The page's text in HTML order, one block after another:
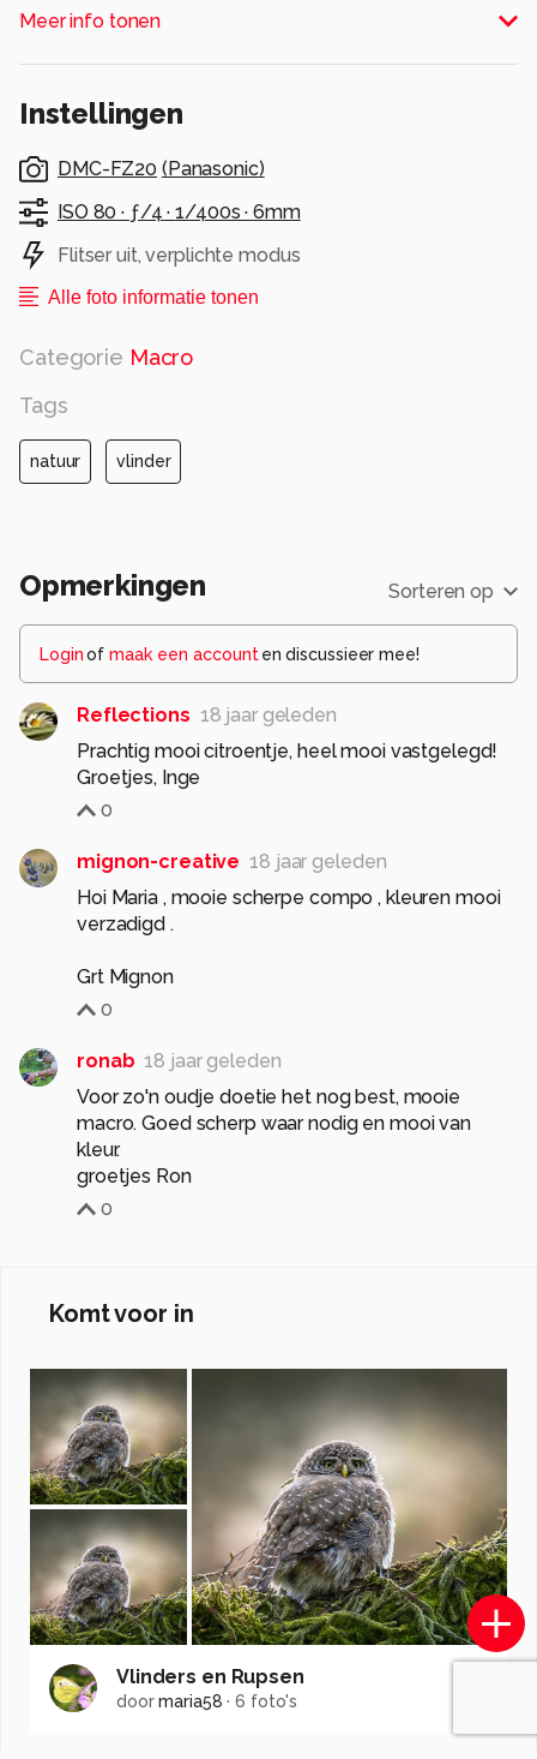
Meer info tonen
Instellingen
DMC-FZ20 (Panasonic)
ISO 80 · ƒ/4 ·1/400s ·6mm
Flitser uit, verplichte modus
Alle foto informatie tonen
Categorie Macro
Tags
natuur vlinder
Opmerkingen Sorteren op
Loginof maak een account en discussieer mee!
Reflections 18 jaar geleden
Prachtig mooi citroentje, heel mooi vastgelegd!
Groetjes, Inge
0
mignon-creative 18 jaar geleden
Hoi Maria , mooie scherpe compo , kleuren mooi
verzadigd .
Grt Mignon
0
ronab 18 jaar geleden
Voor zo'n oudje doetie het nog best, mooie
macro. Goed scherp waar nodig en mooi van
kleur.
groetjes Ron
0
Komt voor in
Vlinders en Rupsen
doormaria58 ·6 foto's